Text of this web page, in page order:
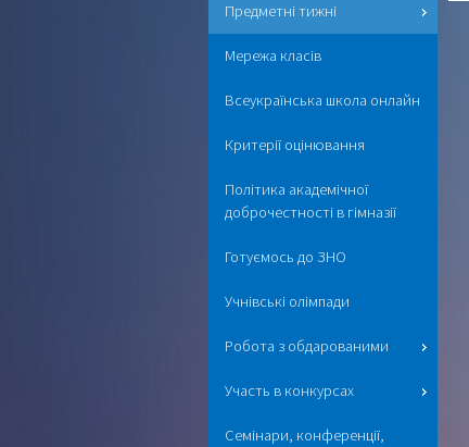
Предметні тижні
Мережа класів
Всеукраїнська школа онлайн
Критерії оцінювання
Політика академічної
доброчестності в гімназії
Готуємось до ЗНО
Учнівські олімпади
Робота з обдарованими
Участь в конкурсах
Семінари, конференції,